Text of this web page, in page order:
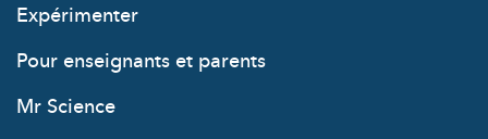
Expérimenter
Pour enseignants et parents
Mr Science